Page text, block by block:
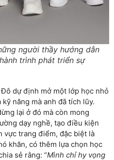
người thầy hướng dẫn
trình phát triển sự
dự định mở một lớp học nhỏ
năng mà anh đã tích lũy.
lại ở đó mà còn mong
dạy nghề, tạo điều kiện
vực trang điểm, đặc biệt là
khăn, có thêm lựa chọn học
sẻ rằng: “Mình chỉ hy vọng